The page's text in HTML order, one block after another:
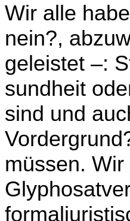
Wir alle
nein?,
geleistet –:
sundheit
sind und
müssen.